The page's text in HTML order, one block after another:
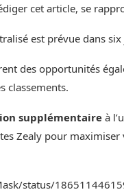
cet article, se
est prévue dans
des opportunités
classements.
supplémentaireà
Zealy pour maximiser
status/